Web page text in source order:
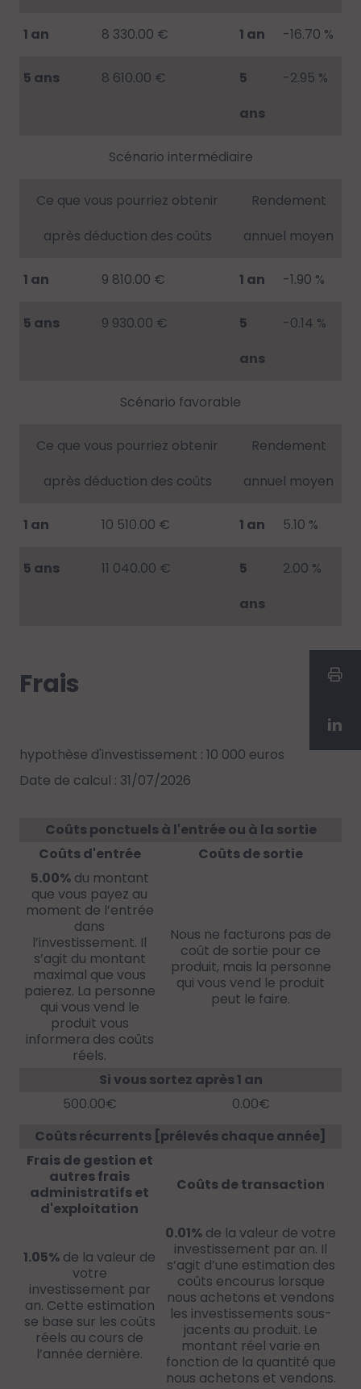
1 an 8 330.00 € 1 an -16.70 %
5 ans 8 610.00 €
5
ans
-2.95 %
Scénario intermédiaire
Ce que vous pourriez obtenir
après déduction des coûts
Rendement
annuel moyen
1 an 9 810.00 € 1 an -1.90 %
5 ans 9 930.00 €
5
ans
-0.14 %
Scénario favorable
Ce que vous pourriez obtenir
après déduction des coûts
Rendement
annuel moyen
1 an 10 510.00 € 1 an 5.10 %
5 ans 11 040.00 €
5
ans
2.00 %
Frais
hypothèse d'investissement : 10 000 euros
Date de calcul : 31/07/2026
Coûts ponctuels à l'entrée ou à la sortie
Coûts d'entrée
Coûts de sortie
5.00%du montant
que vous payez au
moment de l’entrée
dans
l’investissement. Il
s’agit du montant
maximal que vous
paierez. La personne
qui vous vend le
produit vous
informera des coûts
réels.
Nous ne facturons pas de
coût de sortie pour ce
produit, mais la personne
qui vous vend le produit
peut le faire.
Si vous sortez après 1 an
500.00€
0.00€
Coûts récurrents [prélevés chaque année]
Frais de gestion et
autres frais
administratifs et
d'exploitation
Coûts de transaction
1.05% de la valeur de
votre
investissement par
an. Cette estimation
se base sur les coûts
réels au cours de
l’année dernière.
0.01% de la valeur de votre
investissement par an. Il
s’agit d’une estimation des
coûts encourus lorsque
nous achetons et vendons
les investissements sous-
jacents au produit. Le
montant réel varie en
fonction de la quantité que
nous achetons et vendons.